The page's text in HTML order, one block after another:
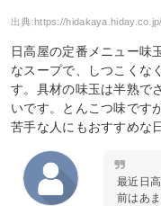
出典:https://
日高屋の定番メニュー味
なスープで、しつこくな
す。具材の味玉は半熟で
いです。とんこつ味です
苦手な人にもおすすめな
最近日
前はあ